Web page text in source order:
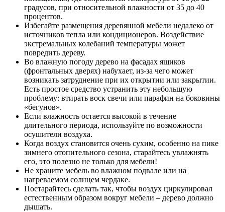
градусов, при относительной влажности от 35 до 40
процентов.
Избегайте размещения деревянной мебели недалеко от
источников тепла или кондиционеров. Воздействие
экстремальных колебаний температуры может
повредить дереву.
Во влажную погоду дерево на фасадах ящиков
(фронтальных дверях) набухает, из-за чего может
возникать затруднение при их открытии или закрытии.
Есть простое средство устранить эту небольшую
проблему: втирать воск свечи или парафин на боковины
«бегунов».
Если влажность остается высокой в течение
длительного периода, используйте по возможности
осушители воздуха.
Когда воздух становится очень сухим, особенно на пике
зимнего отопительного сезона, старайтесь увлажнять
его, это полезно не только для мебели!
Не храните мебель во влажном подвале или на
нагреваемом солнцем чердаке.
Постарайтесь сделать так, чтобы воздух циркулировал
естественным образом вокруг мебели – дерево должно
дышать.